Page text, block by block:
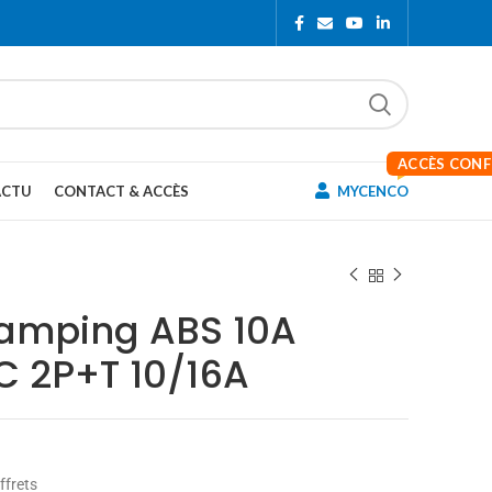
CONTACT & ACCÈS MYCENCO
ACCÈS
ABS 10A
2P+T 10/16A